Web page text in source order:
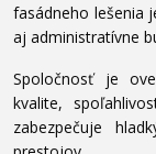
fasádneho lešenia
aj administratívne
Spoločnosť je
kvalite,
zabezpečuje